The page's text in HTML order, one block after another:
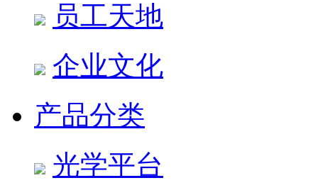
员工天地
企业文化
产品分类
光学平台